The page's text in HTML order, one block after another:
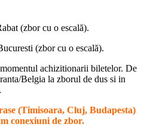
(zbor cu o escală).
(zbor cu o escală).
achizitionarii biletelor. De
Belgia la zborul de dus si in
(Timisoara, Cluj, Budapesta)
conexiuni de zbor.